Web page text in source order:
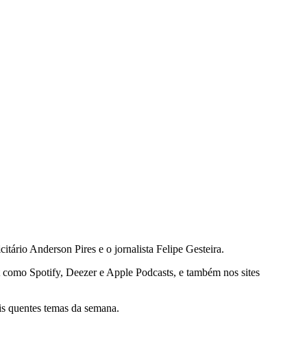
Anderson Pires e o jornalista Felipe Gesteira.
Spotify, Deezer e Apple Podcasts, e também nos sites
temas da semana.